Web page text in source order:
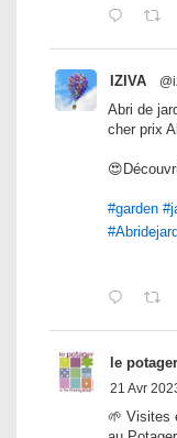
IZIVA
Abri de
cher prix
#garden
le
21 Avr
🌱 Visites